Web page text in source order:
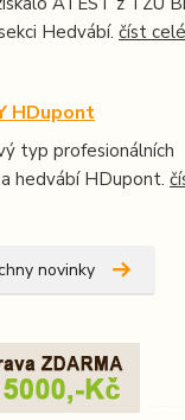
Hedvábí. číst celé
HDupont
typ profesionálních
hedvábí HDupont.
novinky